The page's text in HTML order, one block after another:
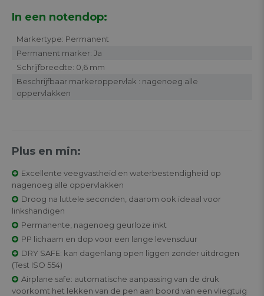
In een notendop:
Markertype: Permanent
Permanent marker: Ja
Schrijfbreedte: 0,6 mm
Beschrijfbaar markeroppervlak : nagenoeg alle
oppervlakken
Plus en min:
Excellente veegvastheid en waterbestendigheid op
nagenoeg alle oppervlakken
Droog na luttele seconden, daarom ook ideaal voor
linkshandigen
Permanente, nagenoeg geurloze inkt
PP lichaam en dop voor een lange levensduur
DRY SAFE: kan dagenlang open liggen zonder uitdrogen
(Test ISO 554)
Airplane safe: automatische aanpassing van de druk
voorkomt het lekken van de pen aan boord van een vliegtuig